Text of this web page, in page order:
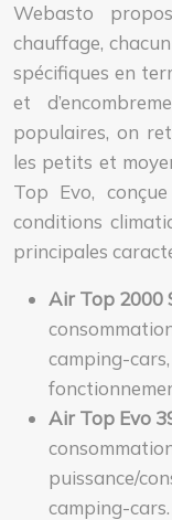
Webasto
chauffage,
spécifiques en
et
populaires, on
les petits et
Top Evo,
conditions
principales
Air Top 2000
camping-
Air Top Evo
puissance/
camping-cars.